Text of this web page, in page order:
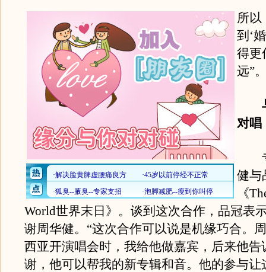
所以
到‘
得更
远”
对唱
专
健与
《
World世界末日》。谈到这次合作，品冠表
谢周华健。“这次合作可以说是机缘巧合。
西亚开演唱会时，我给他做嘉宾，后来他告
谢，他可以帮我的新专辑和音。他的参与让